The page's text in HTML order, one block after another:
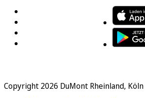
Copyright 2026 DuMont Rheinland, Köln